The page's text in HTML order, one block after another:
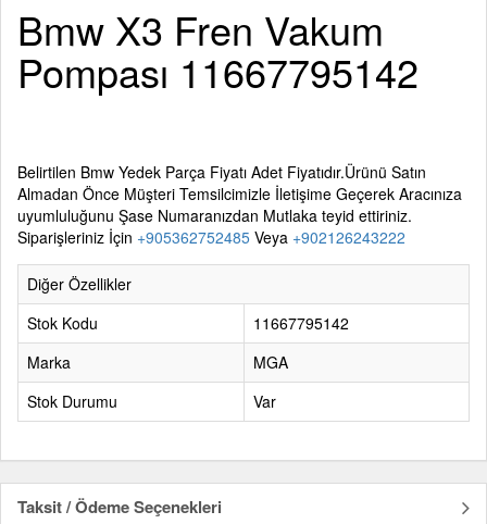
Bmw X3 Fren Vakum
Pompası 11667795142
Belirtilen Bmw Yedek Parça Fiyatı Adet Fiyatıdır.Ürünü Satın
Almadan Önce Müşteri Temsilcimizle İletişime Geçerek Aracınıza
uyumluluğunu Şase Numaranızdan Mutlaka teyid ettiriniz.
Siparişleriniz İçin +905362752485 Veya +902126243222
Diğer Özellikler
Stok Kodu
11667795142
Marka
MGA
Stok Durumu
Var
Taksit / Ödeme Seçenekleri